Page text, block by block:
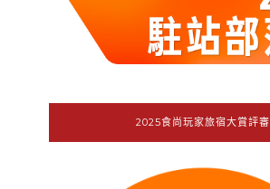
2025食尚玩家旅宿大賞評審